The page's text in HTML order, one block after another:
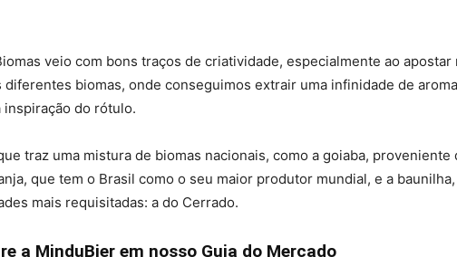
veio com bons traços de criatividade, especialmente ao
biomas, onde conseguimos extrair uma infinidade de
inspiração do rótulo.
traz uma mistura de biomas nacionais, como a goiaba, proveniente
que tem o Brasil como o seu maior produtor mundial, e a
mais requisitadas: a do Cerrado.
a MinduBier em nosso Guia do Mercado